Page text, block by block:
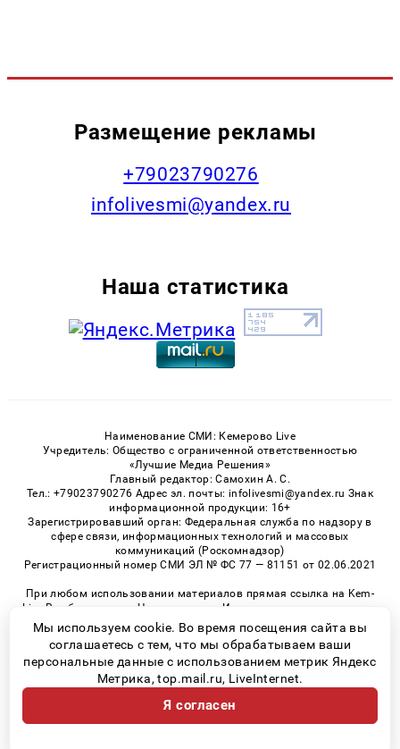
Размещение рекламы
+79023790276
infolivesmi@yandex.ru
Наша статистика
Наименование СМИ: Кемерово Live
Учредитель: Общество с ограниченной ответственностью
«Лучшие Медиа Решения»
Главный редактор: Самохин А. С.
Тел.: +79023790276 Адрес эл. почты: infolivesmi@yandex.ru Знак
информационной продукции: 16+
Зарегистрировавший орган: Федеральная служба по надзору в
сфере связи, информационных технологий и массовых
коммуникаций (Роскомнадзор)
Регистрационный номер СМИ ЭЛ № ФС 77 — 81151 от 02.06.2021
При любом использовании материалов прямая ссылка на Kem-
Live.Ru обязательна. Цитирование в Интернете возможно только
при наличии письменного разрешения.
© 2026 «Kem-Live» | Все права защищены
Возрастная категория сайта 16+
Политика конфиденциальности
Мы используем cookie. Во время посещения сайта вы
соглашаетесь с тем, что мы обрабатываем ваши
персональные данные с использованием метрик Яндекс
Метрика, top.mail.ru, LiveInternet.
Я согласен